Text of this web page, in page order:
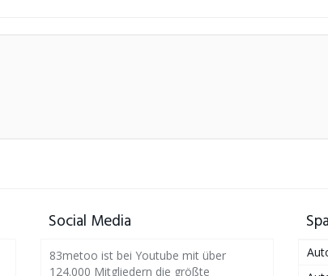
Social Media
83metoo ist bei Youtube mit über
124.000 Mitgliedern die größte